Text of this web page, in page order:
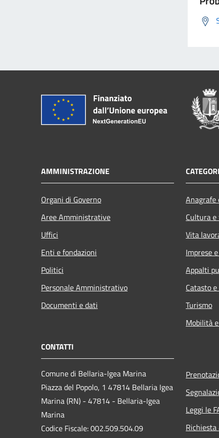
AMMINISTRAZIONE
Organi di Governo
Aree Amministrative
Uffici
Enti e fondazioni
Politici
Personale Amministrativo
Documenti e dati
Cultura
Vita
Imprese
Appalti
Catasto
Turismo
Mobilità
CONTATTI
Comune di Bellaria-Igea Marina
Piazza del Popolo, 1 47814 Bellaria Igea
Marina (RN) - 47814 - Bellaria-Igea
Marina
Codice Fiscale: 002.509.504.09
Leggi le